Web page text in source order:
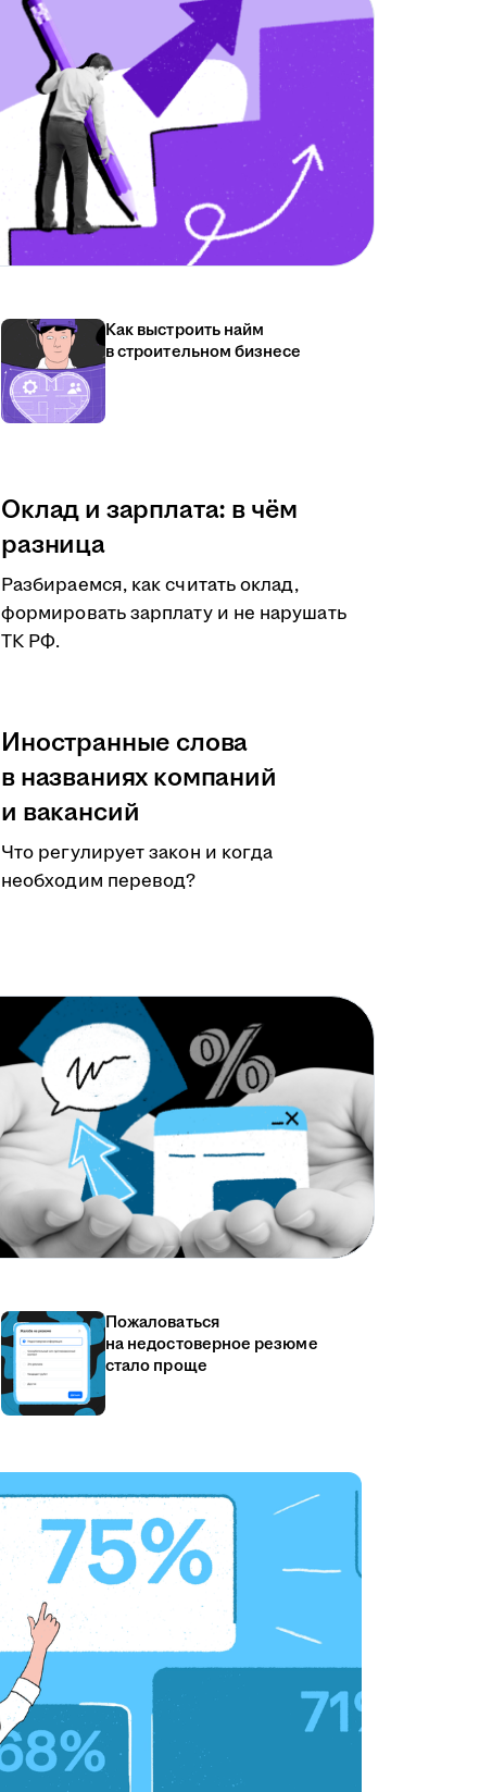
Как выстроить найм
в строительном бизнесе
Оклад и зарплата: в чём
разница
Разбираемся, как считать оклад,
формировать зарплату и не нарушать
ТК РФ.
Иностранные слова
в названиях компаний
и вакансий
Что регулирует закон и когда
необходим перевод?
Пожаловаться
на недостоверное резюме
стало проще